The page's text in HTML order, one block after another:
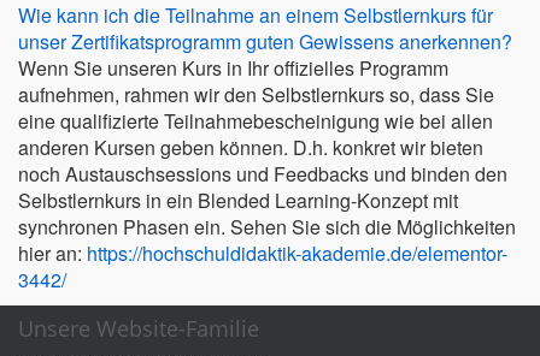
Wie kann ich die Teilnahme an einem Selbstlernkurs für
unser Zertifikatsprogramm guten Gewissens anerkennen?
Wenn Sie unseren Kurs in Ihr offizielles Programm
aufnehmen, rahmen wir den Selbstlernkurs so, dass Sie
eine qualifizierte Teilnahmebescheinigung wie bei allen
anderen Kursen geben können. D.h. konkret wir bieten
noch Austauschsessions und Feedbacks und binden den
Selbstlernkurs in ein Blended Learning-Konzept mit
synchronen Phasen ein. Sehen Sie sich die Möglichkeiten
hier an: https://hochschuldidaktik-akademie.de/elementor-
3442/
Unsere Website-Familie